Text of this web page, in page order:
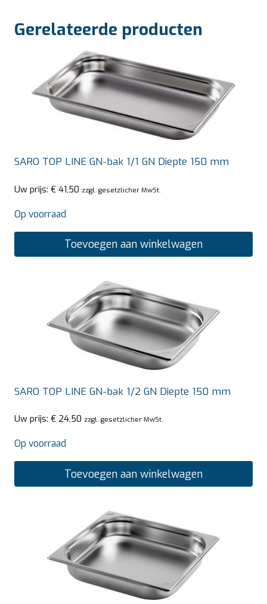
Gerelateerde producten
SARO TOP LINE GN-bak 1/1 GN Diepte 150 mm
Uw prijs: € 41,50 zzgl. gesetzlicher MwSt.
Op voorraad
Toevoegen aan winkelwagen
SARO TOP LINE GN-bak 1/2 GN Diepte 150 mm
Uw prijs: € 24,50 zzgl. gesetzlicher MwSt.
Op voorraad
Toevoegen aan winkelwagen